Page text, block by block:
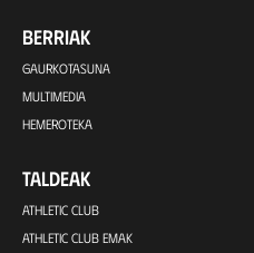
BERRIAK
GAURKOTASUNA
MULTIMEDIA
HEMEROTEKA
TALDEAK
ATHLETIC CLUB
ATHLETIC CLUB EMAK